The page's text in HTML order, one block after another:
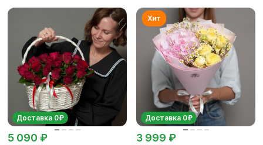
Доставка 0₽
5 090 ₽
Доставка 0₽
3 999 ₽